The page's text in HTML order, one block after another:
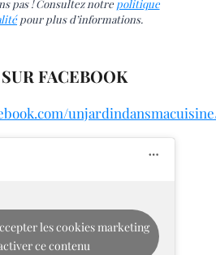
pas ! Consultez notre politique
pour plus d’informations.
FACEBOOK
les cookies marketing
ce contenu